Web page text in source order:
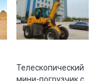
Телескопический
мини-погрузчик с